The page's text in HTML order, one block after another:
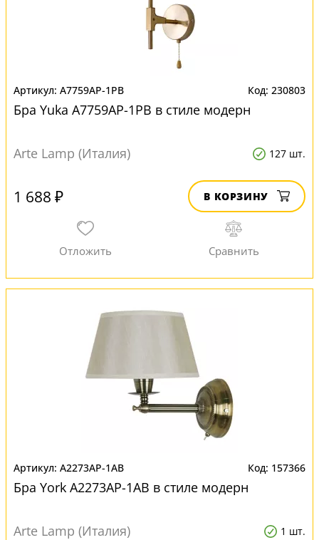
A7759AP-1PB 230803
Бра Yuka A7759AP-1PB в стиле модерн
Arte Lamp (Италия) 127 шт.
1 688 ₽ В КОРЗИНУ
A2273AP-1AB 157366
Бра York A2273AP-1AB в стиле модерн
Arte Lamp (Италия) 1 шт.